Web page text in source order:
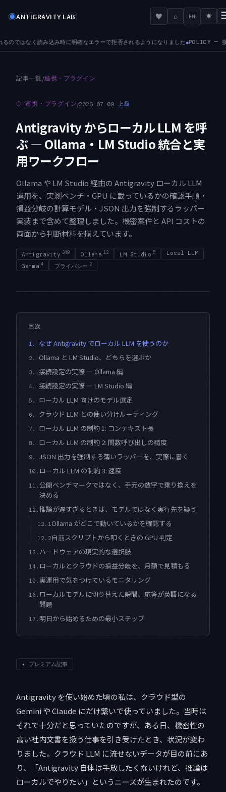
◉ANTIGRAVITY LAB ♥ ⌕ EN ☀
で拒否されるようになりました●POLICY — 接続済みツールサーバに対する管理者
記事一覧/連携・プラグイン
⬡ 連携・プラグイン/2026-07-09 上級
Antigravity からローカル LLM を呼
ぶ — Ollama・LM Studio 統合と実
用ワークフロー
Ollama や LM Studio 経由の Antigravity ローカル LLM
運用を、実測ベンチ・GPU に載っているかの確認手順・
損益分岐の計算モデル・JSON 出力を強制するラッパー
実装まで含めて整理しました。機密案件と API コストの
両面から判断材料を揃えています。
Antigravity 349 Ollama 12 LM Studio 5
Local LLM
Gemma 4 プライバシー 2
目次
1. なぜ Antigravity でローカル LLM を使うのか
2. Ollama と LM Studio、どちらを選ぶか
3. 接続設定の実際 — Ollama 編
4. 接続設定の実際 — LM Studio 編
5. ローカル LLM 向けのモデル選定
6. クラウド LLM との使い分けルーティング
7. ローカル LLM の制約 1: コンテキスト長
8. ローカル LLM の制約 2: 関数呼び出しの精度
9. JSON 出力を強制する薄いラッパーを、実際に書く
10. ローカル LLM の制約 3: 速度
11. 公開ベンチマークではなく、手元の数字で乗り換えを
決める
12. 推論が遅すぎるときは、モデルではなく実行先を疑う
12.1Ollama がどこで動いているかを確認する
12.2自前スクリプトから叩くときの GPU 判定
13. ハードウェアの現実的な選択肢
14. ローカルとクラウドの損益分岐を、月額で見積もる
15. 実運用で気をつけているモニタリング
16. ローカルモデルに切り替えた瞬間、応答が英語になる
問題
17. 明日から始めるための最小ステップ
✦ プレミアム記事
Antigravity を使い始めた頃の私は、クラウド型の
Gemini や Claude にだけ繋いで使っていました。当時は
それで十分だと思っていたのですが、ある日、機密性の
高い社内文書を扱う仕事を引き受けたとき、状況が変わ
りました。クラウド LLM に流せないデータが目の前にあ
り、「Antigravity 自体は手放したくないけれど、推論は
ローカルでやりたい」というニーズが生まれたのです。